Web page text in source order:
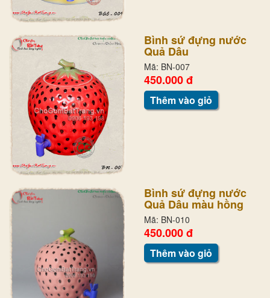
Bình sứ đựng nước
Quả Dâu
Mã: BN-007
450.000 đ
Thêm vào giỏ
Bình sứ đựng nước
Quả Dâu màu hồng
Mã: BN-010
450.000 đ
Thêm vào giỏ